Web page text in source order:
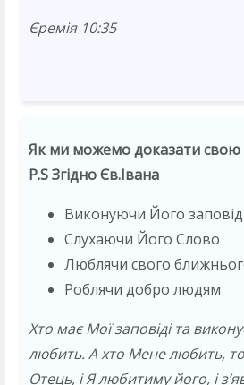
Єремія 10:35
Як ми можемо доказати свою
P.S Згідно Єв.Івана
Виконуючи Його
Слухаючи Його Слово
Люблячи свого
Роблячи добро людям
Хто має Мої заповіді та
любить. А хто Мене любить,
Отець, і Я любитиму його, і